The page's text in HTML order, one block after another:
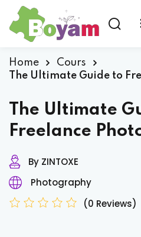
?
Home
Cours
The Ultimate Guide to
The Ultimate
Freelance
By ZINTOXE
Photography
(0 Reviews)